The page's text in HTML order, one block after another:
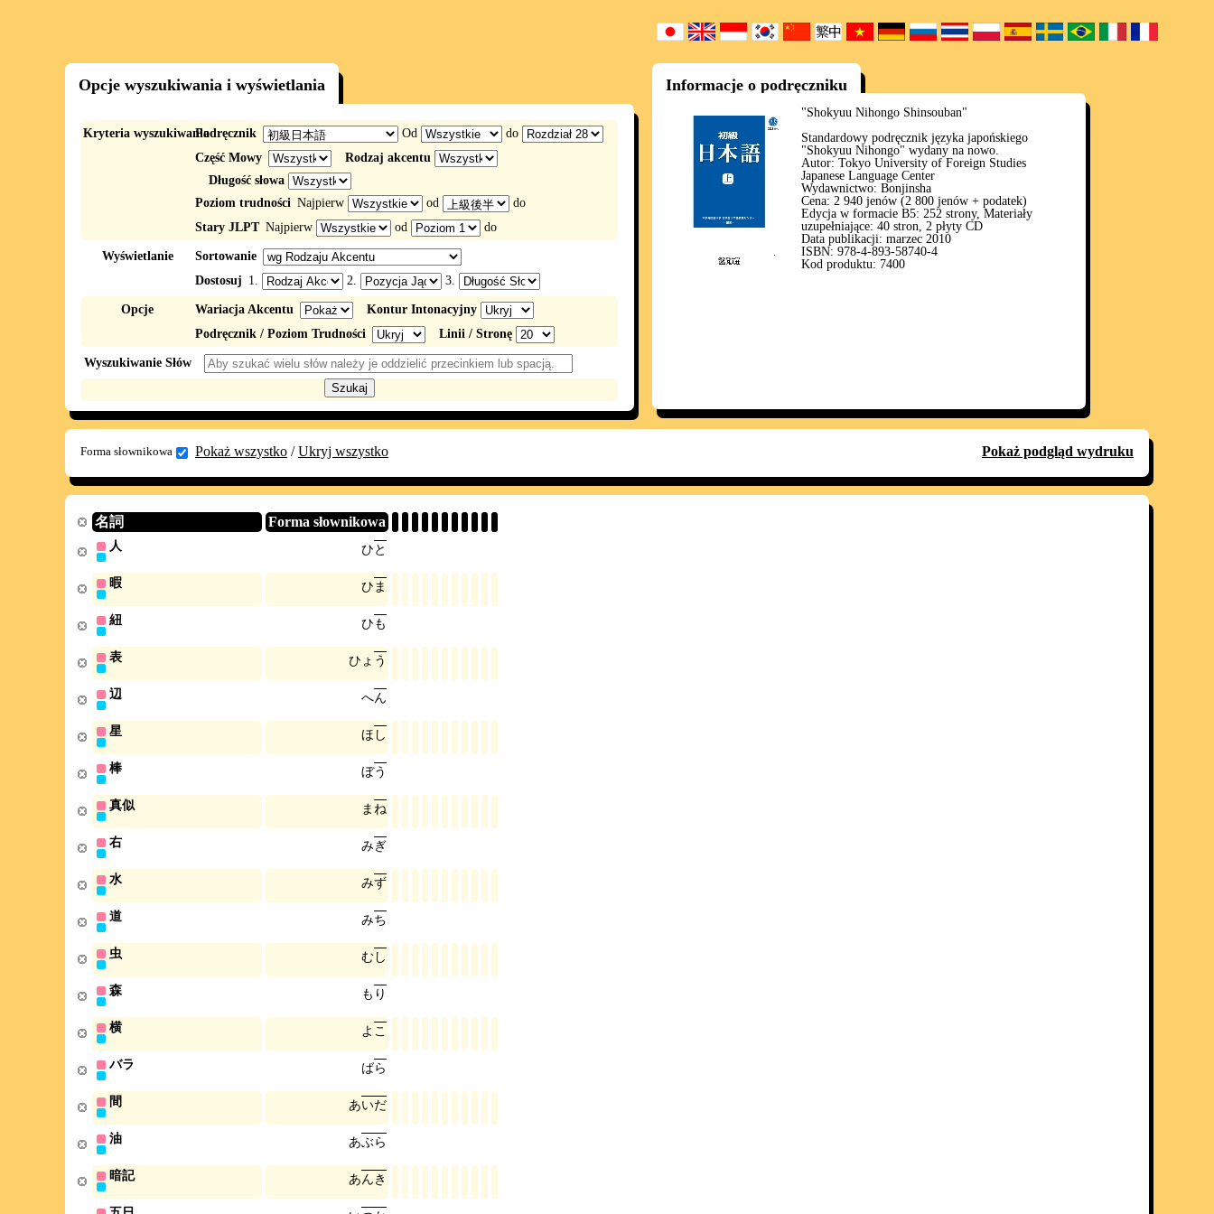
Opcje wyszukiwania i wyświetlania
Kryteria wyszukiwaniaPodręcznik Od
do
Część Mowy
Rodzaj akcentu
Długość słowa
Poziom trudności Najpierw od
do
Stary JLPT Najpierw od do
Wyświetlanie
Sortowanie
Dostosuj 1. 2. 3.
Opcje Wariacja Akcentu
Kontur Intonacyjny
Podręcznik / Poziom Trudności
Linii / Stronę
Wyszukiwanie Słów
Informacje o podręczniku
"Shokyuu Nihongo Shinsouban"
Standardowy podręcznik języka japońskiego
"Shokyuu Nihongo" wydany na nowo.
Autor: Tokyo University of Foreign Studies
Japanese Language Center
Wydawnictwo: Bonjinsha
Cena: 2 940 jenów (2 800 jenów + podatek)
Edycja w formacie B5: 252 strony, Materiały
uzupełniające: 40 stron, 2 płyty CD
Data publikacji: marzec 2010
ISBN: 978-4-893-58740-4
Kod produktu: 7400
Forma słownikowa Pokaż wszystko /Ukryj wszystko Pokaż podgląd wydruku
名詞 Forma słownikowa
人 ひと
暇 ひ ま
紐 ひも
表 ひ ょ う
辺 へん
星 ほ し
棒 ぼう
真似 ま ね
右 みぎ
水 みず
道 みち
虫 むし
森 も り
横 よ こ
バラ ばら
間 あいだ
油 あぶら
暗記 あんき